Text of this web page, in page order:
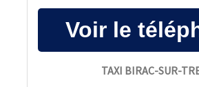
TAXI BIRAC-SUR-